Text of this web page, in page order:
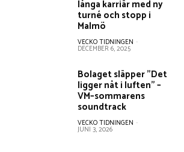
långa karriär med ny
turné och stopp i
Malmö
VECKO TIDNINGEN -
DECEMBER 6, 2025
Bolaget släpper ”Det
ligger nåt i luften” –
VM–sommarens
soundtrack
VECKO TIDNINGEN -
JUNI 3, 2026